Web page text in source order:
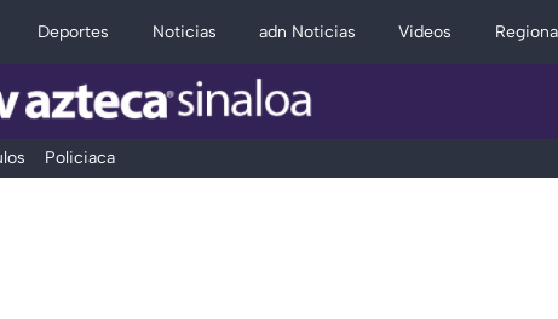
Deportes Noticias adn Noticias Videos
Policiaca